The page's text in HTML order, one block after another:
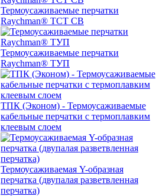
Термоусаживаемые перчатки
Raychman® TCT CB
Термоусаживаемые перчатки
Raychman® ТУП
ТПК (Эконом) - Термоусаживаемые
кабельные перчатки с термоплавким
клеевым слоем
Термоусаживаемая Y-образная
перчатка (двупалая разветвленная
перчатка)